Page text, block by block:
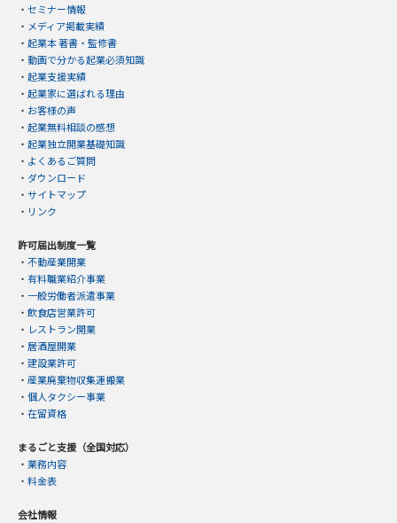
・ セミナー情報
・ メディア掲載実績
・ 起業本 著書・監修書
・ 動画で分かる起業必須知識
・ 起業支援実績
・ 起業家に選ばれる理由
・ お客様の声
・ 起業無料相談の感想
・ 起業独立開業基礎知識
・ よくあるご質問
・ ダウンロード
・ サイトマップ
・ リンク
許可届出制度一覧
・ 不動産業開業
・ 有料職業紹介事業
・ 一般労働者派遣事業
・ 飲食店営業許可
・ レストラン開業
・ 居酒屋開業
・ 建設業許可
・ 産業廃棄物収集運搬業
・ 個人タクシー事業
・ 在留資格
まるごと支援（全国対応）
・ 業務内容
・ 料金表
会社情報